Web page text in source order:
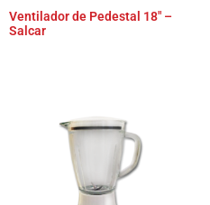
Ventilador de Pedestal 18″ –
Salcar